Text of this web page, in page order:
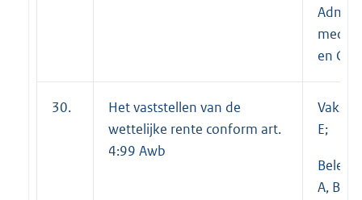
en C
30.
Het vaststellen van de
wettelijke rente conform art.
4:99 Awb
E;
A, B en